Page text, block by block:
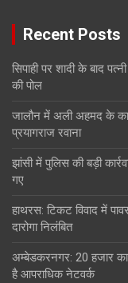
Recent Posts
सिपाही पर शादी के बाद
की पोल
जालौन में अली अहमद के
प्रयागराज रवाना
झांसी में पुलिस की बड़ी
गए
हाथरस: टिकट विवाद में
दारोगा निलंबित
अम्बेडकरनगर: 20 हजार
है आपराधिक नेटवर्क